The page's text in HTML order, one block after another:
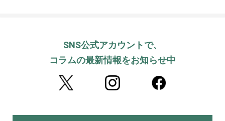
SNS公式アカウントで、
コラムの最新情報をお知らせ中